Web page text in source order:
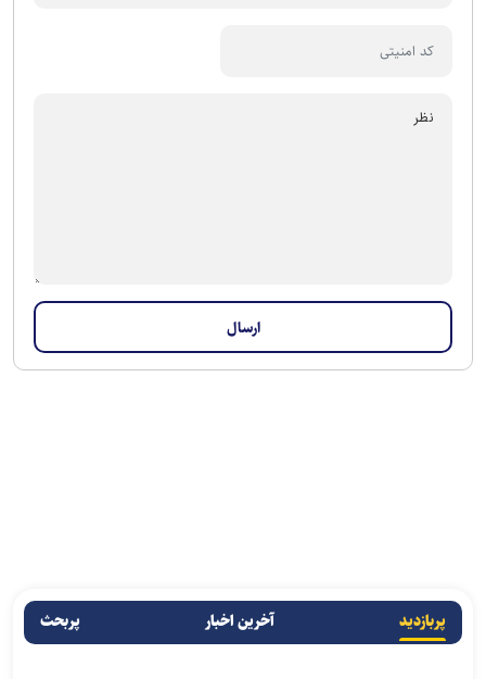
پربازدید آخرین اخبار پربحث